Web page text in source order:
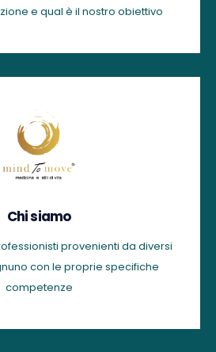
e qual è il nostro obiettivo
Chi siamo
provenienti da diversi
con le proprie specifiche
competenze